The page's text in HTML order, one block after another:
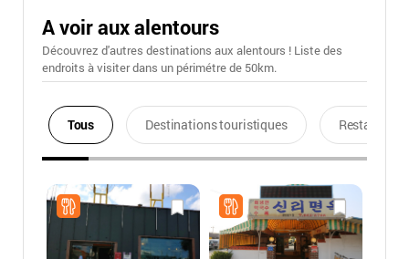
A voir aux alentours
Découvrez d'autres destinations aux alentours ! Liste des
endroits à visiter dans un périmétre de 50km.
Tous Destinations touristiques Restaurants